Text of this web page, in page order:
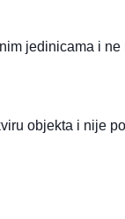
jedinicama i ne
objekta i nije